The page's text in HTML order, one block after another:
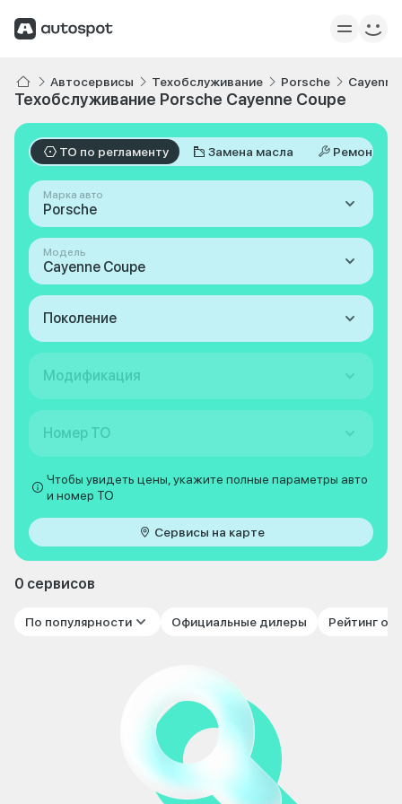
Автосервисы Техобслуживание Porsche
Техобслуживание Porsche Cayenne Coupe
ТО по регламенту Замена масла Ремонт
Марка авто
Porsche
Модель
Cayenne Coupe
Поколение
Модификация
Номер ТО
Чтобы увидеть цены, укажите полные параметры авто
и номер ТО
Сервисы на карте
0 сервисов
По популярности Официальные дилеры Рейтинг